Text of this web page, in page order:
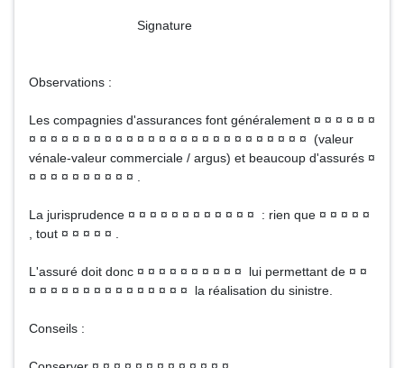
Signature
Observations :
Les compagnies d'assurances font généralement ¤ ¤ ¤ ¤ ¤ ¤
¤ ¤ ¤ ¤ ¤ ¤ ¤ ¤ ¤ ¤ ¤ ¤ ¤ ¤ ¤ ¤ ¤ ¤ ¤ ¤ ¤ ¤ ¤ ¤ ¤ ¤ (valeur
vénale-valeur commerciale / argus) et beaucoup d'assurés ¤
¤ ¤ ¤ ¤ ¤ ¤ ¤ ¤ ¤ ¤ .
La jurisprudence ¤ ¤ ¤ ¤ ¤ ¤ ¤ ¤ ¤ ¤ ¤ ¤ : rien que ¤ ¤ ¤ ¤ ¤
, tout ¤ ¤ ¤ ¤ ¤ .
L'assuré doit donc ¤ ¤ ¤ ¤ ¤ ¤ ¤ ¤ ¤ ¤ lui permettant de ¤ ¤
¤ ¤ ¤ ¤ ¤ ¤ ¤ ¤ ¤ ¤ ¤ ¤ ¤ ¤ ¤ la réalisation du sinistre.
Conseils :